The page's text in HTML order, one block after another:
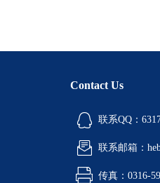
Contact Us
联系QQ：
联系邮箱：
传真：0316-